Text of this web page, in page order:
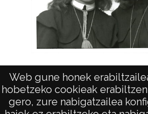
Web gune honek
hobetzeko cookieak
gero, zure nabigatzailea
"María del Carmen